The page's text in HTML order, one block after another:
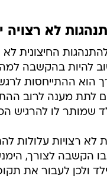
לא
החיצונית
להיות בהקשבה
הוא ההתייחסות
לתת מענה לרוב
שמותר לו להרגיש
לא רצויות
בו הקשבה לצורך,
ולכן לעבור את